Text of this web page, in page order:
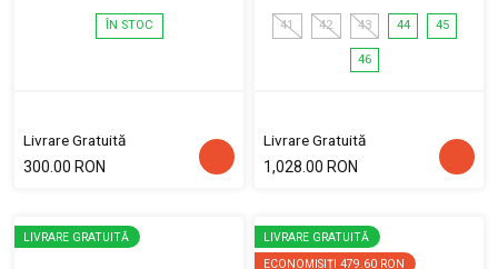
ÎN STOC
Livrare Gratuită
300.00 RON
41 42 43 44 45
46
Livrare Gratuită
1,028.00 RON
LIVRARE GRATUITĂ
LIVRARE GRATUITĂ
ECONOMISIȚI 479.60 RON